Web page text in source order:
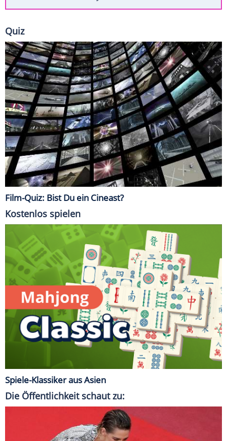
Quiz
Film-Quiz: Bist Du ein Cineast?
Kostenlos spielen
Spiele-Klassiker aus Asien
Die Öffentlichkeit schaut zu: